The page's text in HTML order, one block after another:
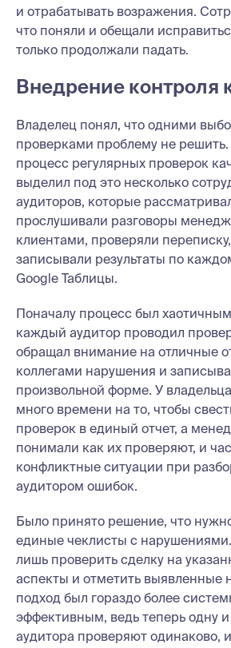
и отрабатывать возражения.
что поняли и обещали
только продолжали падать.
Внедрение контроля
Владелец понял, что одними
проверками проблему не решить.
процесс регулярных проверок
выделил под это несколько
аудиторов, которые
прослушивали разговоры
клиентами, проверяли
записывали результаты по
Google Таблицы.
Поначалу процесс был
каждый аудитор проводил
обращал внимание на отличные
коллегами нарушения и
произвольной форме. У
много времени на то, чтобы
проверок в единый отчет, а
понимали как их проверяют, и
конфликтные ситуации при
аудитором ошибок.
Было принято решение, что
единые чеклисты с
лишь проверить сделку на
аспекты и отметить выявленные
подход был гораздо более
эффективным, ведь теперь одну
аудитора проверяют одинаково,